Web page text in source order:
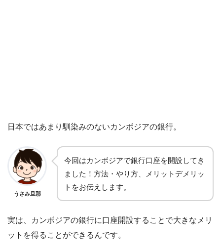
日本ではあまり馴染みのないカンボジアの銀行。
うさみ旦那
今回はカンボジアで銀行口座を開設してき
ました！方法・やり方、メリットデメリッ
トをお伝えします。
実は、カンボジアの銀行に口座開設することで大きなメリ
ットを得ることができるんです。